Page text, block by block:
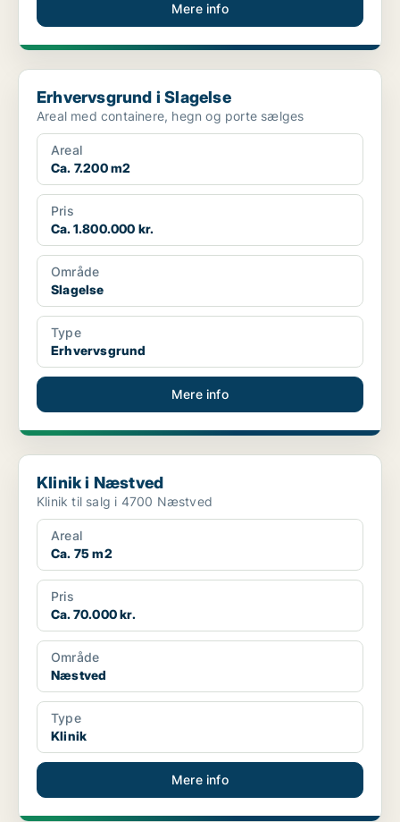
Mere info
Erhvervsgrund i Slagelse
Erhvervsgrund i Slagelse
Areal med containere, hegn og porte sælges
Areal
Ca. 7.200 m2
Pris
Ca. 1.800.000 kr.
Område
Slagelse
Type
Erhvervsgrund
Mere info
Klinik i Næstved
Klinik i Næstved
Klinik til salg i 4700 Næstved
Areal
Ca. 75 m2
Pris
Ca. 70.000 kr.
Område
Næstved
Type
Klinik
Mere info